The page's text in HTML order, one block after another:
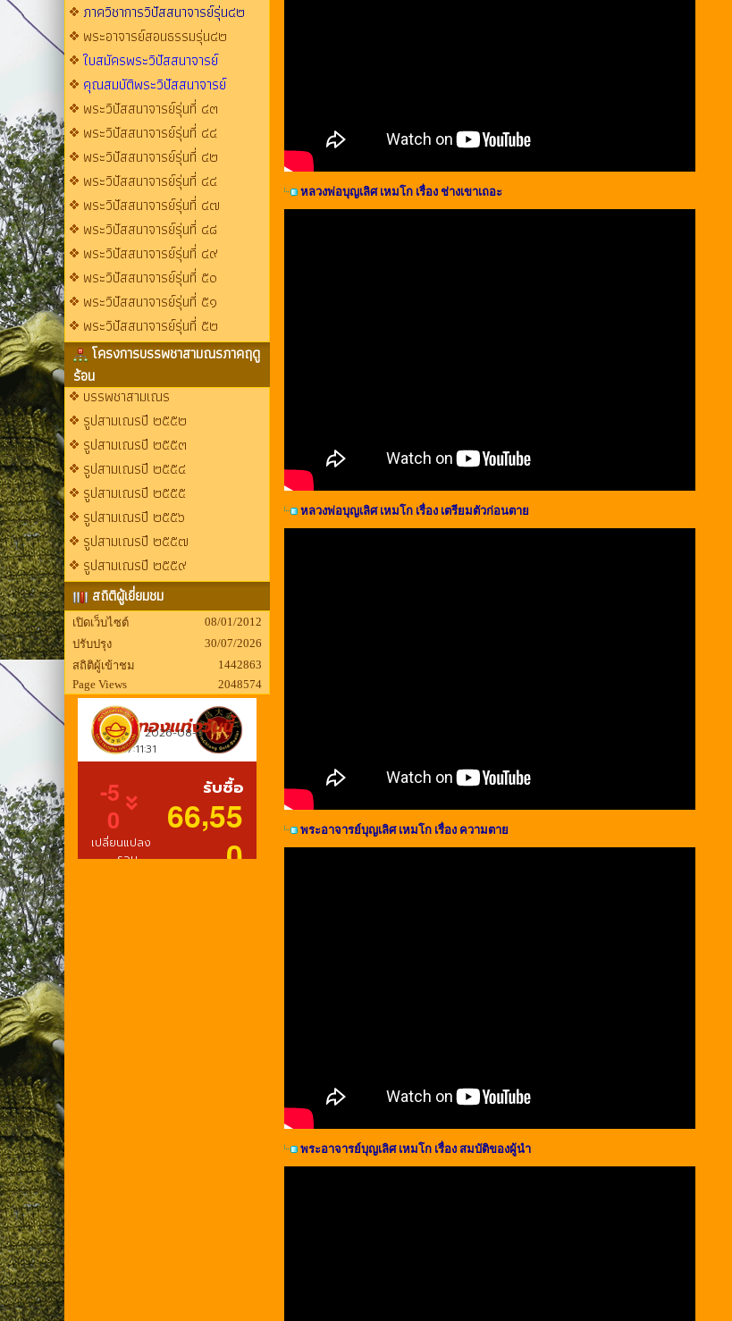
ภาควิชาการวิปัสสนาจารย์รุ่น๔๒
พระอาจารย์สอนธรรมรุ่น๔๒
ใบสมัครพระวิปัสสนาจารย์
คุณสมบัติพระวิปัสสนาจารย์
พระวิปัสสนาจารย์รุ่นที่ ๔๓
พระวิปัสสนาจารย์รุ่นที่ ๔๔
พระวิปัสสนาจารย์รุ่นที่ ๔๒
พระวิปัสสนาจารย์รุ่นที่ ๔๔
พระวิปัสสนาจารย์รุ่นที่ ๔๗
พระวิปัสสนาจารย์รุ่นที่ ๔๘
พระวิปัสสนาจารย์รุ่นที่ ๔๙
พระวิปัสสนาจารย์รุ่นที่ ๕๐
พระวิปัสสนาจารย์รุ่นที่ ๕๑
พระวิปัสสนาจารย์รุ่นที่ ๕๒
โครงการบรรพชาสามณรภาคฤดู
ร้อน
บรรพชาสามเณร
รูปสามเณรปี ๒๕๕๒
รูปสามเณรปี ๒๕๕๓
รูปสามเณรปี ๒๕๕๔
รูปสามเณรปี ๒๕๕๕
รูปสามเณรปี ๒๕๕๖
รูปสามเณรปี ๒๕๕๗
รูปสามเณรปี ๒๕๕๙
สถิติผู้เยี่ยมชม
เปิดเว็บไซต์
08/01/2012
ปรับปรุง
30/07/2026
สถิติผู้เข้าชม
1442863
Page Views
2048574
หลวงพ่อบุญเลิศ เหมโก เรื่อง ช่างเขาเถอะ
หลวงพ่อบุญเลิศ เหมโก เรื่อง เตรียมตัวก่อนตาย
พระอาจารย์บุญเลิศ เหมโก เรื่อง ความตาย
พระอาจารย์บุญเลิศ เหมโก เรื่อง สมบัติของผู้นำ